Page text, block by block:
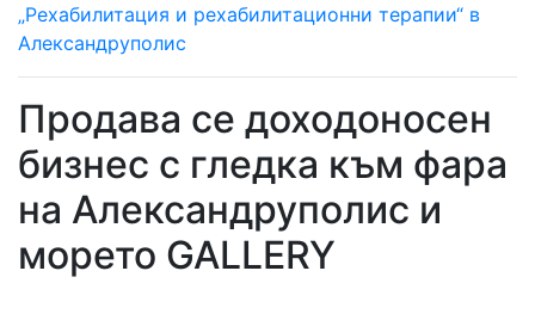
„Рехабилитация и рехабилитационни терапии“ в
Александруполис
Продава се доходоносен
бизнес с гледка към фара
на Александруполис и
морето GALLERY